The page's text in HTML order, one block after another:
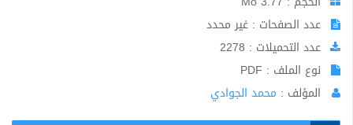
عدد الصفحات : غير محدد
عدد التحميلات : 2278
نوع الملف : PDF
المؤلف : محمد الجوادي